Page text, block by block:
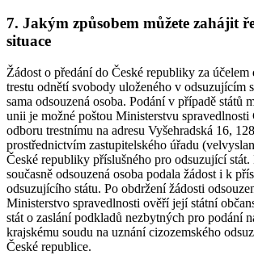
7. Jakým způsobem můžete zahájit
situace
Žádost o předání do České republiky za
trestu odnětí svobody uloženého v odsuzujícím
sama odsouzená osoba. Podání v případě států
unii je možné poštou Ministerstvu
odboru trestnímu na adresu Vyšehradská 16,
prostřednictvím zastupitelského úřadu
České republiky příslušného pro odsuzující
současně odsouzená osoba podala žádost i k
odsuzujícího státu. Po obdržení žádosti
Ministerstvo spravedlnosti ověří její státní
stát o zaslání podkladů nezbytných pro podání
krajskému soudu na uznání cizozemského
České republice.